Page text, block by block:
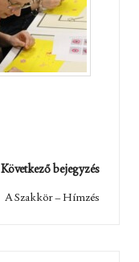
Következő bejegyzés
A Szakkör – Hímzés